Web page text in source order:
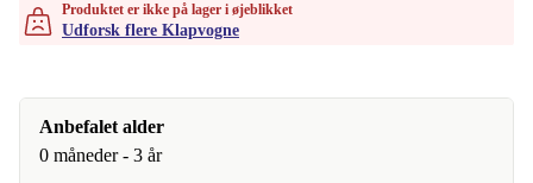
Produktet er ikke på lager i øjeblikket
Udforsk flere Klapvogne
Anbefalet alder
0 måneder - 3 år